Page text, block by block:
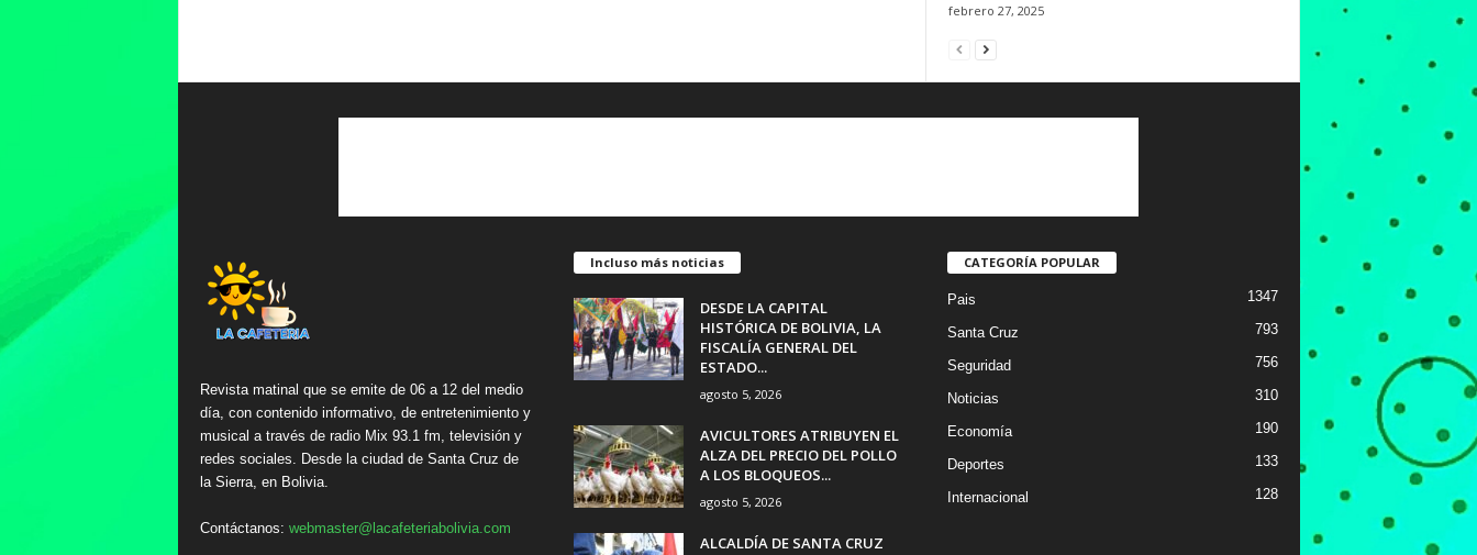
febrero 27, 2025
Revista matinal que se emite de 06 a 12 del medio
día, con contenido informativo, de entretenimiento y
musical a través de radio Mix 93.1 fm, televisión y
redes sociales. Desde la ciudad de Santa Cruz de
la Sierra, en Bolivia.
Contáctanos: webmaster@lacafeteriabolivia.com
Incluso más noticias
DESDE LA CAPITAL
HISTÓRICA DE BOLIVIA, LA
FISCALÍA GENERAL DEL
ESTADO...
agosto 5, 2026
AVICULTORES ATRIBUYEN EL
ALZA DEL PRECIO DEL POLLO
A LOS BLOQUEOS...
agosto 5, 2026
ALCALDÍA DE SANTA CRUZ
CATEGORÍA POPULAR
Pais 1347
Santa Cruz 793
Seguridad 756
Noticias 310
Economía 190
Deportes 133
Internacional 128